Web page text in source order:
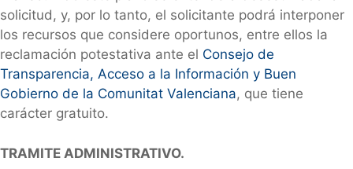
solicitud, y, por lo tanto, el solicitante podrá interponer
los recursos que considere oportunos, entre ellos la
reclamación potestativa ante el Consejo de
Transparencia, Acceso a la Información y Buen
Gobierno de la Comunitat Valenciana, que tiene
carácter gratuito.
TRAMITE ADMINISTRATIVO.